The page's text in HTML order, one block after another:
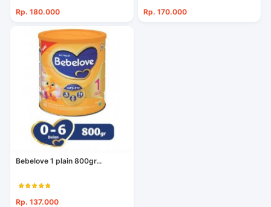
Rp. 180.000 Rp. 170.000
Bebelove 1 plain 800gr...
Rp. 137.000